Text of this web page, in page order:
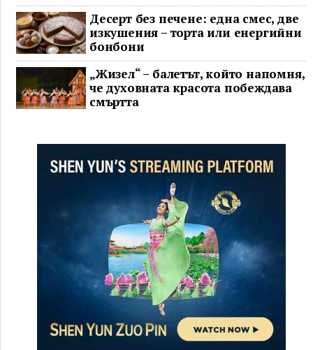
Десерт без печене: една смес, две
изкушения – торта или енергийни
бонбони
„Жизел“ – балетът, който напомня,
че духовната красота побеждава
смъртта